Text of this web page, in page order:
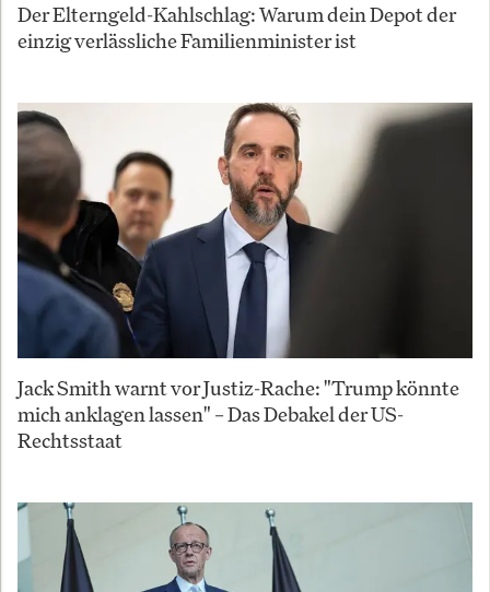
Der Elterngeld-Kahlschlag: Warum dein Depot der
einzig verlässliche Familienminister ist
Jack Smith warnt vor Justiz-Rache: "Trump könnte
mich anklagen lassen" – Das Debakel der US-
Rechtsstaat